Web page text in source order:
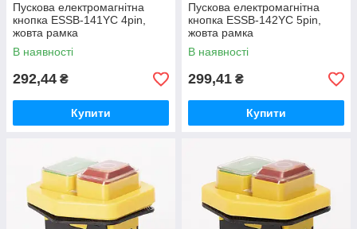
Пускова електромагнітна
кнопка ESSB-141YC 4pin,
жовта рамка
В наявності
292,44 ₴
Купити
Пускова електромагнітна
кнопка ESSB-142YC 5pin,
жовта рамка
В наявності
299,41 ₴
Купити